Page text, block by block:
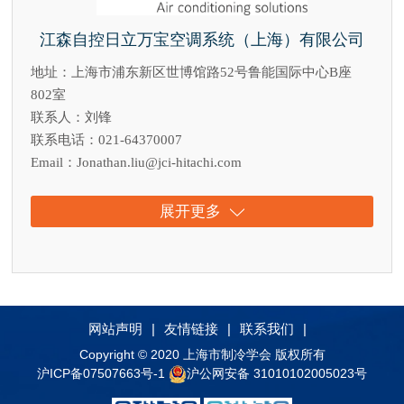
江森自控日立万宝空调系统（上海）有限公司
地址：上海市浦东新区世博馆路52号鲁能国际中心B座
802室
联系人：刘锋
联系电话：021-64370007
Email：Jonathan.liu@jci-hitachi.com
展开更多
网站声明 | 友情链接 | 联系我们 |
Copyright © 2020 上海市制冷学会 版权所有
沪ICP备07507663号-1
沪公网安备 31010102005023号